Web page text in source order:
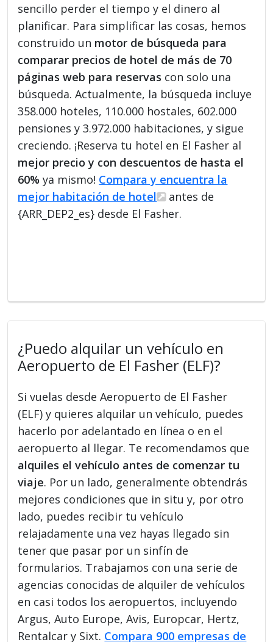
sencillo perder el tiempo y el dinero al
planificar. Para simplificar las cosas, hemos
construido un motor de búsqueda para
comparar precios de hotel de más de 70
páginas web para reservas con solo una
búsqueda. Actualmente, la búsqueda incluye
358.000 hoteles, 110.000 hostales, 602.000
pensiones y 3.972.000 habitaciones, y sigue
creciendo. ¡Reserva tu hotel en El Fasher al
mejor precio y con descuentos de hasta el
60% ya mismo! Compara y encuentra la
mejor habitación de hotel
antes de
{ARR_DEP2_es} desde El Fasher.
¿Puedo alquilar un vehículo en
Aeropuerto de El Fasher (ELF)?
Si vuelas desde Aeropuerto de El Fasher
(ELF) y quieres alquilar un vehículo, puedes
hacerlo por adelantado en línea o en el
aeropuerto al llegar. Te recomendamos que
alquiles el vehículo antes de comenzar tu
viaje. Por un lado, generalmente obtendrás
mejores condiciones que in situ y, por otro
lado, puedes recibir tu vehículo
relajadamente una vez hayas llegado sin
tener que pasar por un sinfín de
formularios. Trabajamos con una serie de
agencias conocidas de alquiler de vehículos
en casi todos los aeropuertos, incluyendo
Argus, Auto Europe, Avis, Europcar, Hertz,
Rentalcar y Sixt. Compara 900 empresas de